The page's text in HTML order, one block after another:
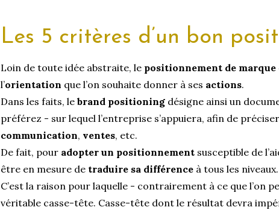
Les 5 critères d’un bon
Loin de toute idée abstraite, le positionnement de marque
l’orientation que l’on souhaite donner à ses actions.
Dans les faits, le brand positioning désigne ainsi un
préférez - sur lequel l’entreprise s’appuiera, afin de
communication, ventes, etc.
De fait, pour adopter un positionnement susceptible de
être en mesure de traduire sa différence à tous les niveaux.
C’est la raison pour laquelle - contrairement à ce que l’on
véritable casse-tête. Casse-tête dont le résultat devra